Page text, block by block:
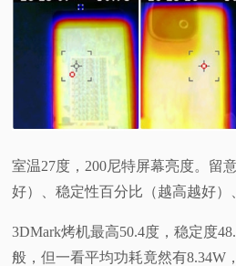
室温27度，200尼特屏幕亮度。留
好）、稳定性百分比（越高越好）
3DMark烤机最高50.4度，稳定度
般，但一看平均功耗竟然有8.34W